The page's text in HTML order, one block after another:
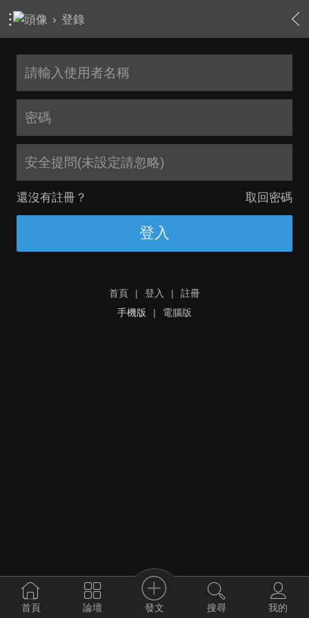
› 登錄
安全提問(未設定請忽略)
還沒有註冊？ 取回密碼
登入
首頁 | 登入 |
註冊
手機版
| 電腦版
首頁 論壇 發文 搜尋 我的